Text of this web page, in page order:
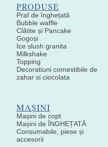
PRODUSE
Praf de înghețată
Bubble waffle
Clătite și Pancake
Gogoși
Ice slush granita
Milkshake
Topping
Decoratiuni comestibile de
zahar si ciocolata
MAȘINI
Mașini de copt
Mașini de ÎNGHEȚATĂ
Consumabile, piese și
accesorii